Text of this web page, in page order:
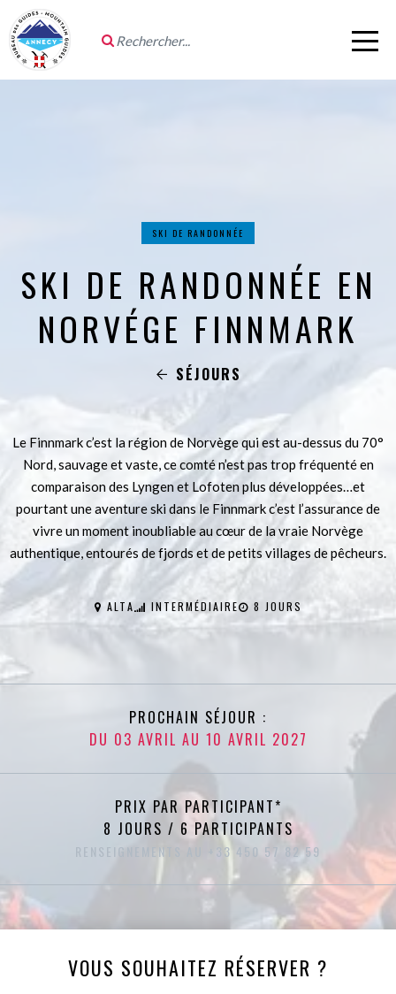
SKI DE RANDONNÉE
SKI DE RANDONNÉE EN
NORVÉGE FINNMARK
SÉJOURS
Le Finnmark c’est la région de Norvège qui est au-dessus du 70°
Nord, sauvage et vaste, ce comté n’est pas trop fréquenté en
comparaison des Lyngen et Lofoten plus développées…et
pourtant une aventure ski dans le Finnmark c’est l’assurance de
vivre un moment inoubliable au cœur de la vraie Norvège
authentique, entourés de fjords et de petits villages de pêcheurs.
ALTA INTERMÉDIAIRE 8 JOURS
PROCHAIN SÉJOUR :
DU 03 AVRIL AU 10 AVRIL 2027
PRIX PAR PARTICIPANT*
8 JOURS / 6 PARTICIPANTS
RENSEIGNEMENTS AU +33 450 57 82 59
VOUS SOUHAITEZ RÉSERVER ?